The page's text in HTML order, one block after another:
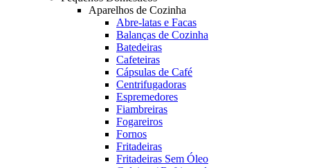
Aparelhos de Cozinha
Abre-latas e Facas
Balanças de Cozinha
Batedeiras
Cafeteiras
Cápsulas de Café
Centrifugadoras
Espremedores
Fiambreiras
Fogareiros
Fornos
Fritadeiras
Fritadeiras Sem Óleo